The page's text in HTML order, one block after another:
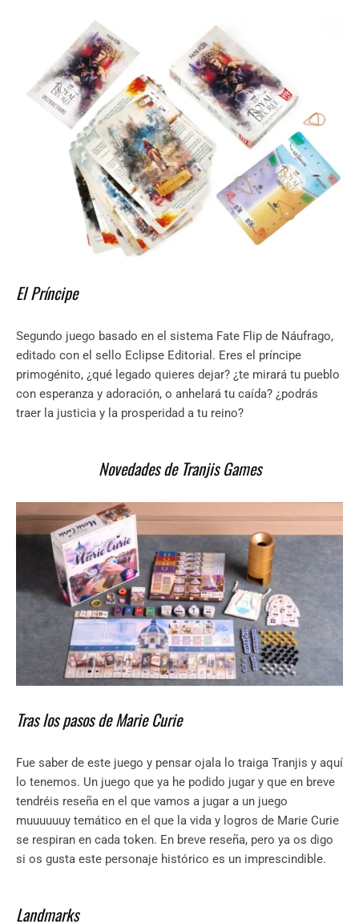
El Príncipe
Segundo juego basado en el sistema Fate Flip de Náufrago,
editado con el sello Eclipse Editorial. Eres el príncipe
primogénito, ¿qué legado quieres dejar? ¿te mirará tu pueblo
con esperanza y adoración, o anhelará tu caída? ¿podrás
traer la justicia y la prosperidad a tu reino?
Novedades de Tranjis Games
Tras los pasos de Marie Curie
Fue saber de este juego y pensar ojala lo traiga Tranjis y aquí
lo tenemos. Un juego que ya he podido jugar y que en breve
tendréis reseña en el que vamos a jugar a un juego
muuuuuuy temático en el que la vida y logros de Marie Curie
se respiran en cada token. En breve reseña, pero ya os digo
si os gusta este personaje histórico es un imprescindible.
Landmarks